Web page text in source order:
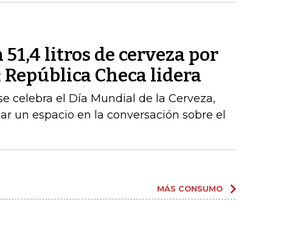
litros de cerveza por
Checa lidera
celebra el Día Mundial de la Cerveza,
un espacio en la conversación sobre el
MÁS CONSUMO